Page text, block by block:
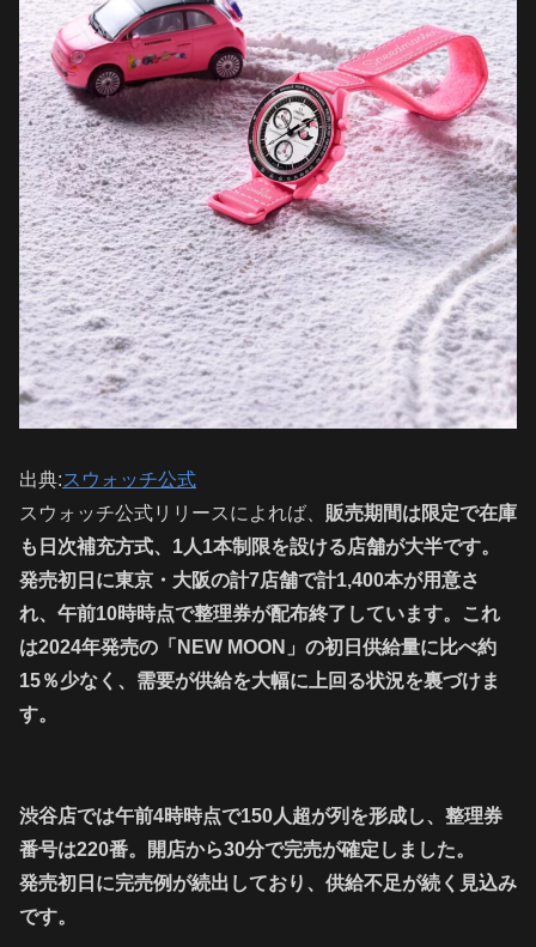
出典:スウォッチ公式
スウォッチ公式リリースによれば、 販売期間は限定で在庫
も日次補充方式、1人1本制限を設ける店舗が大半です。
発売初日に東京・大阪の計7店舗で計1,400本が用意さ
れ、午前10時時点で整理券が配布終了しています。これ
は2024年発売の「NEW MOON」の初日供給量に比べ約
15％少なく、需要が供給を大幅に上回る状況を裏づけま
す。
渋谷店では午前4時時点で150人超が列を形成し、整理券
番号は220番。開店から30分で完売が確定しました。
発売初日に完売例が続出しており、供給不足が続く見込み
です。